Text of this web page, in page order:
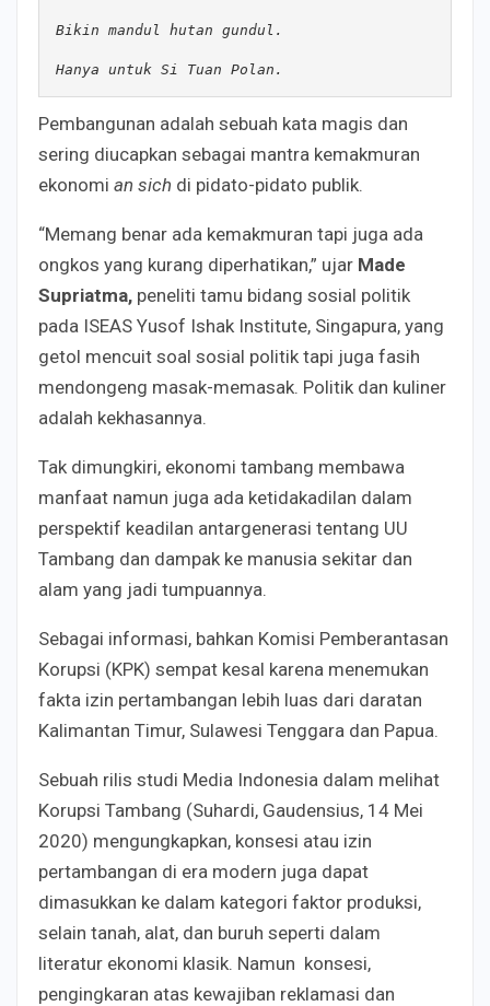
Bikin mandul hutan gundul.
Hanya untuk Si Tuan Polan.
Pembangunan adalah sebuah kata magis dan
sering diucapkan sebagai mantra kemakmuran
ekonomi an sich di pidato-pidato publik.
“Memang benar ada kemakmuran tapi juga ada
ongkos yang kurang diperhatikan,” ujar Made
Supriatma, peneliti tamu bidang sosial politik
pada ISEAS Yusof Ishak Institute, Singapura, yang
getol mencuit soal sosial politik tapi juga fasih
mendongeng masak-memasak. Politik dan kuliner
adalah kekhasannya.
Tak dimungkiri, ekonomi tambang membawa
manfaat namun juga ada ketidakadilan dalam
perspektif keadilan antargenerasi tentang UU
Tambang dan dampak ke manusia sekitar dan
alam yang jadi tumpuannya.
Sebagai informasi, bahkan Komisi Pemberantasan
Korupsi (KPK) sempat kesal karena menemukan
fakta izin pertambangan lebih luas dari daratan
Kalimantan Timur, Sulawesi Tenggara dan Papua.
Sebuah rilis studi Media Indonesia dalam melihat
Korupsi Tambang (Suhardi, Gaudensius, 14 Mei
2020) mengungkapkan, konsesi atau izin
pertambangan di era modern juga dapat
dimasukkan ke dalam kategori faktor produksi,
selain tanah, alat, dan buruh seperti dalam
literatur ekonomi klasik. Namun konsesi,
pengingkaran atas kewajiban reklamasi dan